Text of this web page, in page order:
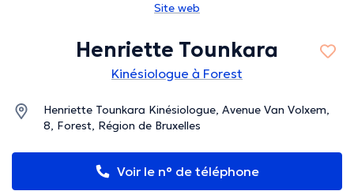
Site web
Henriette Tounkara
Kinésiologue à Forest
Henriette Tounkara Kinésiologue, Avenue Van Volxem,
8, Forest, Région de Bruxelles
Voir le n° de téléphone